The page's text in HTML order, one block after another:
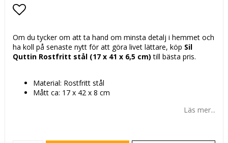
Om du tycker om att ta hand om minsta detalj i hemmet och
ha koll på senaste nytt för att göra livet lättare, köp Sil
Quttin Rostfritt stål (17 x 41 x 6,5 cm) till bästa pris.
Material: Rostfritt stål
Mått ca: 17 x 42 x 8 cm
Läs mer...